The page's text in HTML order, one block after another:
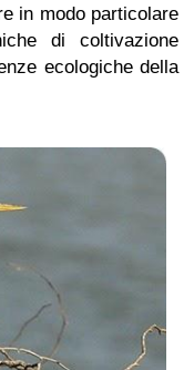
in modo particolare
di coltivazione
ecologiche della